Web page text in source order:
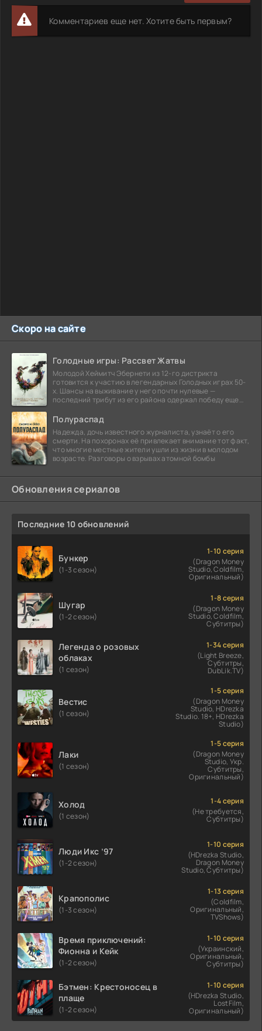
Скоро на сайте
Голодные игры: Рассвет Жатвы
Молодой Хеймитч Эбернети из 12-го дистрикта
готовится к участию в легендарных Голодных играх 50-
х. Шансы на выживание у него почти нулевые —
последний трибут из его района одержал победу еще
Полураспад
Надежда, дочь известного журналиста, узнаёт о его
смерти. На похоронах её привлекает внимание тот факт,
что многие местные жители ушли из жизни в молодом
возрасте. Разговоры о взрывах атомной бомбы
Обновления сериалов
Последние 10 обновлений
Бункер
(1-3 сезон)
1-10 серия
(Dragon Money
Studio, Coldfilm,
Оригинальный)
Шугар
(1-2 сезон)
1-8 серия
(Dragon Money
Studio, Coldfilm,
Субтитры)
Легенда о розовых
облаках
(1 сезон)
1-34 серия
(Light Breeze,
Субтитры,
DubLik.TV)
Вестис
(1 сезон)
1-5 серия
(Dragon Money
Studio, HDrezka
Studio. 18+, HDrezka
Studio)
Лаки
(1 сезон)
1-5 серия
(Dragon Money
Studio, Укр.
Субтитры,
Оригинальный)
Холод
(1 сезон)
1-4 серия
(Не требуется,
Субтитры)
Люди Икс ’97
(1-2 сезон)
1-10 серия
(HDrezka Studio,
Dragon Money
Studio, Субтитры)
Крапополис
(1-3 сезон)
1-13 серия
(Coldfilm,
Оригинальный,
TVShows)
Время приключений:
Фионна и Кейк
(1-2 сезон)
1-10 серия
(Украинский,
Оригинальный,
Субтитры)
Бэтмен: Крестоносец в
плаще
(1-2 сезон)
1-10 серия
(HDrezka Studio,
LostFilm,
Оригинальный)
Комментариев еще нет. Хотите быть первым?